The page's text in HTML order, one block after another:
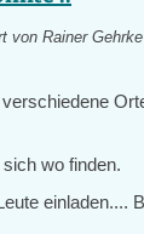
von Rainer Gehrke
wo finden.
einladen....